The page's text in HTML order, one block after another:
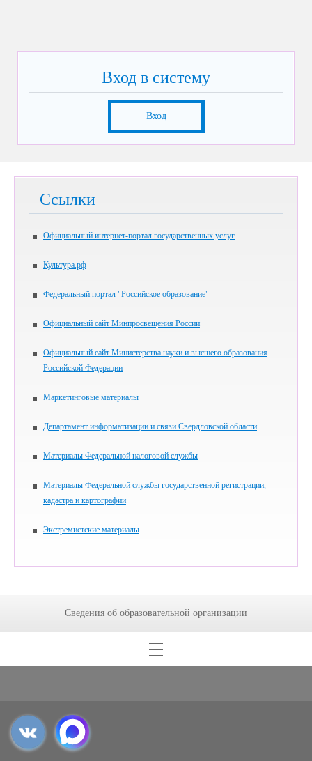
Вход в систему
Вход
Ссылки
Официальный интернет-портал государственных услуг
Культура.рф
Федеральный портал "Российское образование"
Официальный сайт Минпросвещения России
Официальный сайт Министерства науки и высшего образования
Российской Федерации
Маркетинговые материалы
Департамент информатизации и связи Свердловской области
Материалы Федеральной налоговой службы
Материалы Федеральной службы государственной регистрации,
кадастра и картографии
Экстремистские материалы
Сведения об образовательной организации